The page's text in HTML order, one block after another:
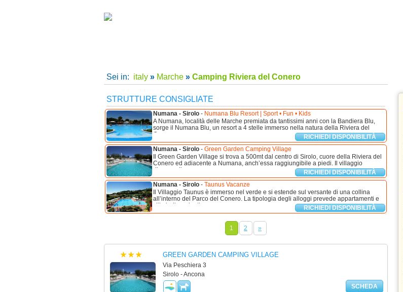
Sei in: italy» Marche» Camping Riviera del Conero
STRUTTURE CONSIGLIATE
Numana - Sirolo- Numana Blu Resort | Sport • Fun • Kids
A Numana, località delle Marche premiata da tantissimi anni con la Bandiera Blu,
sorge il Numana Blu, un resort a 4 stelle immerso nella natura della Riviera del
Conero, a ...
RICHIEDI DISPONIBILITÀ
Numana - Sirolo- Green Garden Camping Village
Il Green Garden Village si trova a 500mt dal centro di Sirolo, cuore della Riviera del
Conero ed adiacente a Numana, anch’essa raggiungibile a piedi. Il villaggio
dispone di ...
RICHIEDI DISPONIBILITÀ
Numana - Sirolo- Taunus Vacanze
Il Villaggio Taunus è immerso nel verde e si estende sul versante di una collina
all’interno del Parco del Conero. La tipologia degli alloggi prevede appartamenti e
ville indipendenti ...
RICHIEDI DISPONIBILITÀ
1 2 »
GREEN GARDEN CAMPING VILLAGE
Via Peschiera 3
Sirolo - Ancona
SCHEDA